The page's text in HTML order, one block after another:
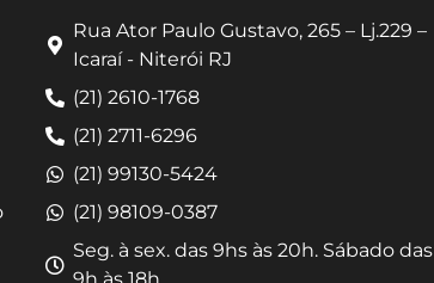
Rua Ator Paulo Gustavo, 265 – Lj.229 –
Icaraí - Niterói RJ
(21) 2610-1768
(21) 2711-6296
(21) 99130-5424
(21) 98109-0387
Seg. à sex. das 9hs às 20h. Sábado das
Centro - Icaraí -